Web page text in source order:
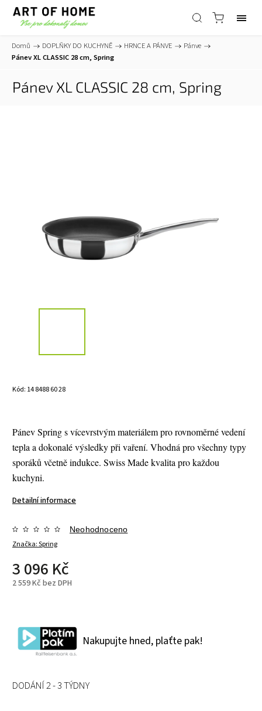
Domů / DOPLŇKY DO KUCHYNĚ / HRNCE A PÁNVE / Pánve /
Pánev XL CLASSIC 28 cm, Spring
Pánev XL CLASSIC 28 cm, Spring
Kód: 14 8488 60 28
Pánev Spring s vícevrstvým materiálem pro rovnoměrné vedení
tepla a dokonalé výsledky při vaření. Vhodná pro všechny typy
sporáků včetně indukce. Swiss Made kvalita pro každou
kuchyni.
Detailní informace
Značka:Spring
Neohodnoceno
3 096 Kč
2 559 Kč bez DPH
Nakupujte hned, plaťte pak!
DODÁNÍ 2 - 3 TÝDNY